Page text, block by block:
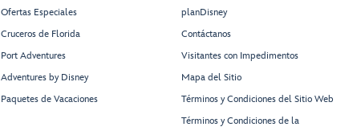
Ofertas Especiales
Cruceros de Florida
Port Adventures
Adventures by Disney
Paquetes de Vacaciones
planDisney
Contáctanos
Visitantes con Impedimentos
Mapa del Sitio
Términos y Condiciones del Sitio Web
Términos y Condiciones de la